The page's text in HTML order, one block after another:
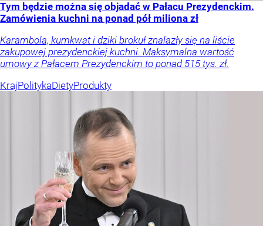
Tym będzie można się objadać w Pałacu Prezydenckim.
Zamówienia kuchni na ponad pół miliona zł
Karambola, kumkwat i dziki brokuł znalazły się na liście
zakupowej prezydenckiej kuchni. Maksymalna wartość
umowy z Pałacem Prezydenckim to ponad 515 tys. zł.
KrajPolitykaDietyProdukty